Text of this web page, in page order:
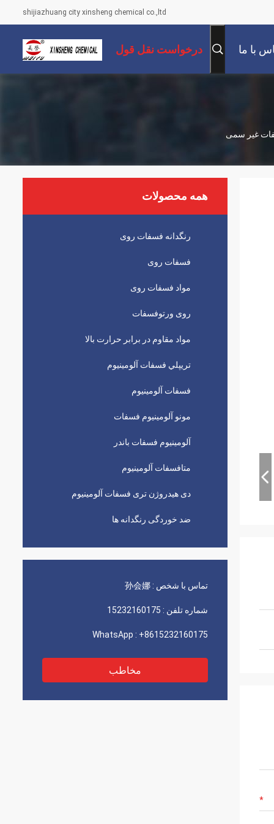
shijiazhuang city xinsheng chemical co.,ltd
با ما درخواست نقل قول
غیر سمی
همه محصولات
رنگدانه فسفات روی
فسفات روی
مواد فسفات روی
روی ورتوفسفات
مواد مقاوم در برابر حرارت بالا
تريپلي فسفات آلومينيوم
فسفات آلومینیوم
مونو آلومینیوم فسفات
آلومینیوم فسفات باندر
متافسفات آلومینیوم
دی هیدروژن تری فسفات آلومینیوم
ضد خوردگی رنگدانه ها
تماس با شخص : 孙会娜
شماره تلفن : 15232160175
WhatsApp : +8615232160175
مخاطب